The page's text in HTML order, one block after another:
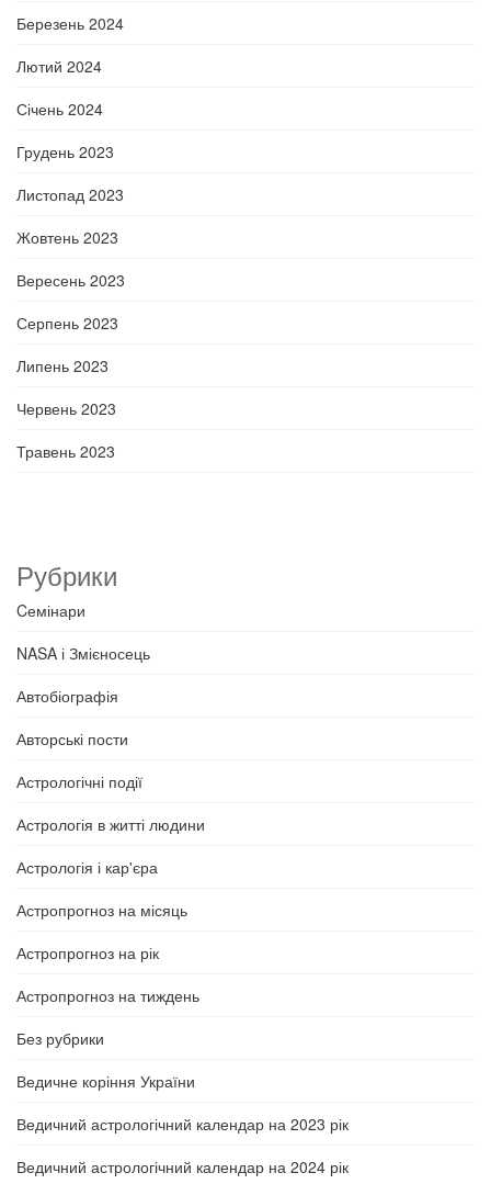
Березень 2024
Лютий 2024
Січень 2024
Грудень 2023
Листопад 2023
Жовтень 2023
Вересень 2023
Серпень 2023
Липень 2023
Червень 2023
Травень 2023
Рубрики
Cемінари
NASA і Змієносець
Автобіографія
Авторські пости
Астрологічні події
Астрологія в житті людини
Астрологія і кар'єра
Астропрогноз на місяць
Астропрогноз на рік
Астропрогноз на тиждень
Без рубрики
Ведичне коріння України
Ведичний астрологічний календар на 2023 рік
Ведичний астрологічний календар на 2024 рік